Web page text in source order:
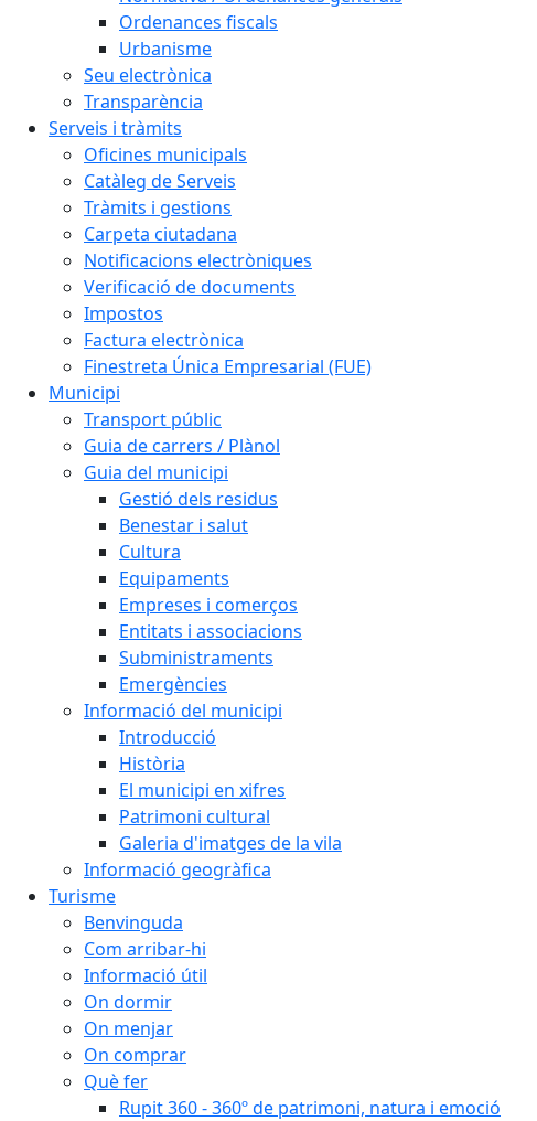
Ordenances fiscals
Urbanisme
Seu electrònica
Transparència
Serveis i tràmits
Oficines municipals
Catàleg de Serveis
Tràmits i gestions
Carpeta ciutadana
Notificacions electròniques
Verificació de documents
Impostos
Factura electrònica
Finestreta Única Empresarial (FUE)
Municipi
Transport públic
Guia de carrers / Plànol
Guia del municipi
Gestió dels residus
Benestar i salut
Cultura
Equipaments
Empreses i comerços
Entitats i associacions
Subministraments
Emergències
Informació del municipi
Introducció
Història
El municipi en xifres
Patrimoni cultural
Galeria d'imatges de la vila
Informació geogràfica
Turisme
Benvinguda
Com arribar-hi
Informació útil
On dormir
On menjar
On comprar
Què fer
Rupit 360 - 360º de patrimoni, natura i emoció